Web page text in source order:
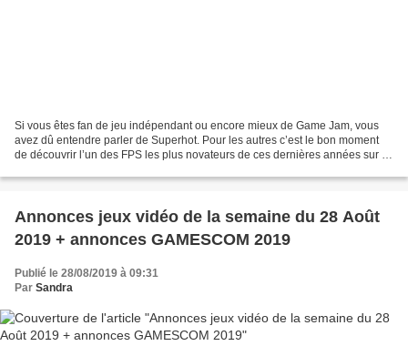
Si vous êtes fan de jeu indépendant ou encore mieux de Game Jam, vous
avez dû entendre parler de Superhot. Pour les autres c’est le bon moment
de découvrir l’un des FPS les plus novateurs de ces dernières années sur la
Annonces jeux vidéo de la semaine du 28 Août
2019 + annonces GAMESCOM 2019
Publié le 28/08/2019 à 09:31
Par Sandra